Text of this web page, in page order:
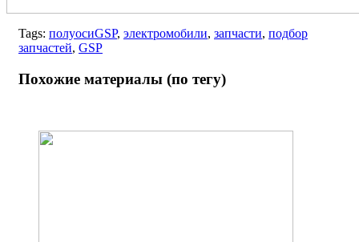
Tags: полуосиGSP, электромобили, запчасти, подбор
запчастей, GSP
Похожие материалы (по тегу)